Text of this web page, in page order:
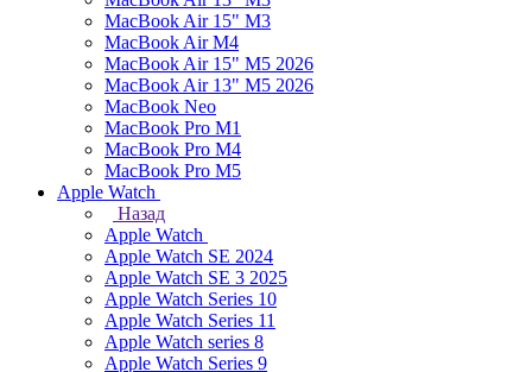
MacBook Air 15" M3
MacBook Air M4
MacBook Air 15" М5 2026
MacBook Air 13" М5 2026
MacBook Neo
MacBook Pro M1
MacBook Pro M4
MacBook Pro M5
Apple Watch
Назад
Apple Watch
Apple Watch SE 2024
Apple Watch SE 3 2025
Apple Watch Series 10
Apple Watch Series 11
Apple Watch series 8
Apple Watch Series 9